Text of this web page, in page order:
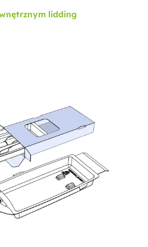
lidding